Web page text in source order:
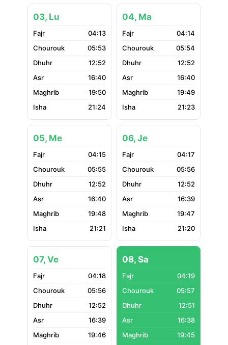
03, Lu
04:13
05:53
12:52
16:40
19:50
21:24
04, Ma
04:14
05:54
12:52
16:40
19:49
21:23
05, Me
04:15
05:55
12:52
16:40
19:48
21:21
06, Je
04:17
05:56
12:52
16:39
19:47
21:20
07, Ve
04:18
05:56
12:52
16:39
19:46
08, Sa
04:19
05:57
12:51
16:38
19:45